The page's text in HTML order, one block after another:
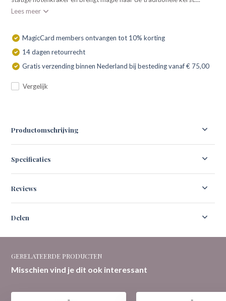
Lees meer
MagicCard members ontvangen tot 10% korting
14 dagen retourrecht
Gratis verzending binnen Nederland bij besteding vanaf € 75,00
Vergelijk
Productomschrijving
Specificaties
Reviews
Delen
GERELATEERDE PRODUCTEN
Misschien vind je dit ook interessant